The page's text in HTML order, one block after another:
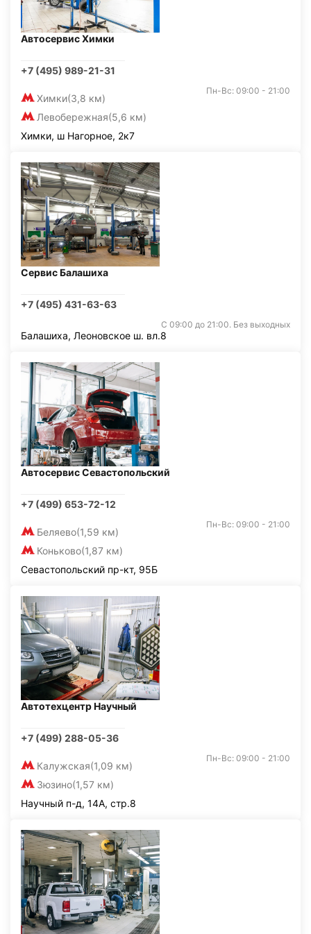
Автосервис Химки
+7 (495) 989-21-31
Химки(3,8 км)
Левобережная(5,6 км)
Пн-Вс: 09:00 - 21:00
Химки, ш Нагорное, 2к7
Сервис Балашиха
+7 (495) 431-63-63
С 09:00 до 21:00. Без выходных
Балашиха, Леоновское ш. вл.8
Автосервис Севастопольский
+7 (499) 653-72-12
Беляево(1,59 км)
Коньково(1,87 км)
Пн-Вс: 09:00 - 21:00
Севастопольский пр-кт, 95Б
Автотехцентр Научный
+7 (499) 288-05-36
Калужская(1,09 км)
Зюзино(1,57 км)
Пн-Вс: 09:00 - 21:00
Научный п-д, 14А, стр.8